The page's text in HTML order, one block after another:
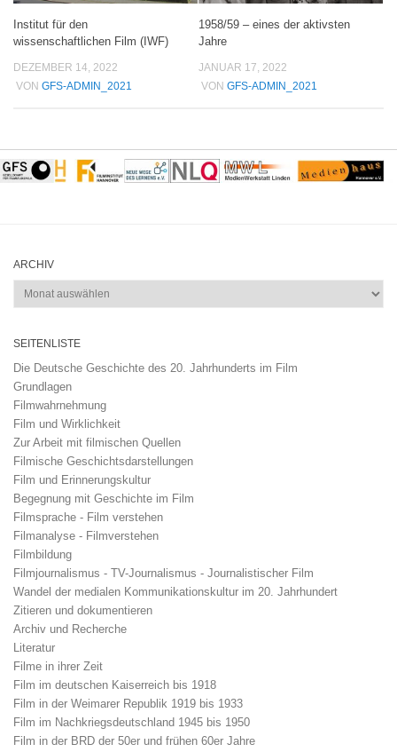
Institut für den
wissenschaftlichen Film (IWF)
DEZEMBER 14, 2022
VON GFS-ADMIN_2021
1958/59 – eines der aktivsten
Jahre
JANUAR 17, 2022
VON GFS-ADMIN_2021
ARCHIV
Archiv
SEITENLISTE
Die Deutsche Geschichte des 20. Jahrhunderts im Film
Grundlagen
Filmwahrnehmung
Film und Wirklichkeit
Zur Arbeit mit filmischen Quellen
Filmische Geschichtsdarstellungen
Film und Erinnerungskultur
Begegnung mit Geschichte im Film
Filmsprache - Film verstehen
Filmanalyse - Filmverstehen
Filmbildung
Filmjournalismus - TV-Journalismus - Journalistischer Film
Wandel der medialen Kommunikationskultur im 20. Jahrhundert
Zitieren und dokumentieren
Archiv und Recherche
Literatur
Filme in ihrer Zeit
Film im deutschen Kaiserreich bis 1918
Film in der Weimarer Republik 1919 bis 1933
Film im Nachkriegsdeutschland 1945 bis 1950
Film in der BRD der 50er und frühen 60er Jahre